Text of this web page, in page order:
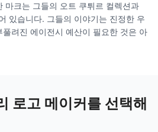
마크는 그들의 오트 쿠튀르 컬렉션과
있습니다. 그들의 이야기는 진정한 우
려진 에이전시 예산이 필요한 것은 아
로고 메이커를 선택해